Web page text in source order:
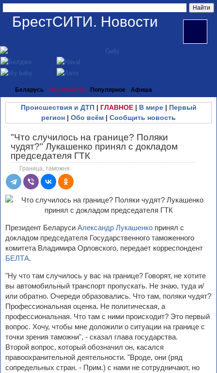
БрестСИТИ. Новости
Беларусь Все новости Популярное Афиша
Происшествия и ДТП| ГЛАВНОЕ| В мире| Первый
регион | Обо всём | Сообщить новость
"Что случилось на границе? Поляки
чудят?" Лукашенко принял с докладом
председателя ГТК
Граница, таможня
Президент Беларуси Александр Лукашенко принял с
докладом председателя Государственного таможенного
комитета Владимира Орловского, передает корреспондент
БЕЛТА.
"Ну что там случилось у вас на границе? Говорят, не хотите
вы автомобильный транспорт пропускать. Не знаю, туда и/
или обратно. Очереди образовались. Что там, поляки чудят?
Профессиональная оценка. Не политическая, а
профессиональная. Что там с ними происходит? Это первый
вопрос. Хочу, чтобы мне доложили о ситуации на границе с
точки зрения таможни", - сказал глава государства.
Второй вопрос, который обозначил он, касался
правоохранительной деятельности. "Вроде, они (ряд
сопредельных стран. - Прим.) с нами не сотрудничают, но